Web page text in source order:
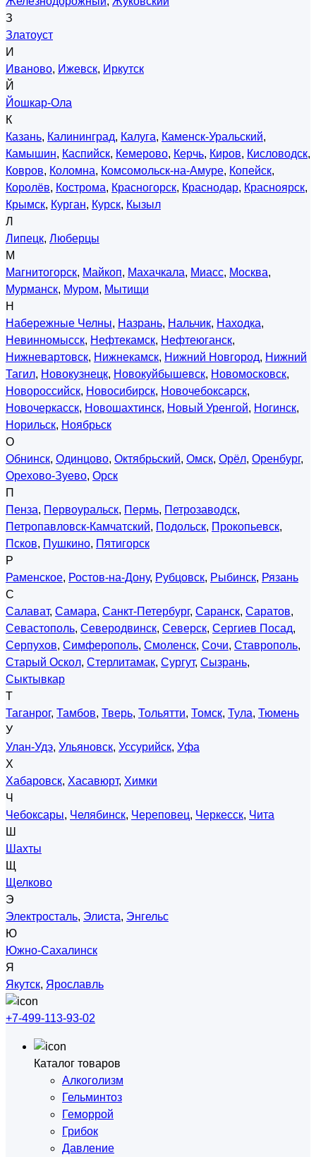
З
Златоуст
И
Иваново, Ижевск, Иркутск
Й
Йошкар-Ола
К
Казань, Калининград, Калуга, Каменск-Уральский,
Камышин, Каспийск, Кемерово, Керчь, Киров, Кисловодск,
Ковров, Коломна, Комсомольск-на-Амуре, Копейск,
Королёв, Кострома, Красногорск, Краснодар, Красноярск,
Крымск, Курган, Курск, Кызыл
Л
Липецк, Люберцы
М
Магнитогорск, Майкоп, Махачкала, Миасс, Москва,
Мурманск, Муром, Мытищи
Н
Набережные Челны, Назрань, Нальчик, Находка,
Невинномысск, Нефтекамск, Нефтеюганск,
Нижневартовск, Нижнекамск, Нижний Новгород, Нижний
Тагил, Новокузнецк, Новокуйбышевск, Новомосковск,
Новороссийск, Новосибирск, Новочебоксарск,
Новочеркасск, Новошахтинск, Новый Уренгой, Ногинск,
Норильск, Ноябрьск
О
Обнинск, Одинцово, Октябрьский, Омск, Орёл, Оренбург,
Орехово-Зуево, Орск
П
Пенза, Первоуральск, Пермь, Петрозаводск,
Петропавловск-Камчатский, Подольск, Прокопьевск,
Псков, Пушкино, Пятигорск
Р
Раменское, Ростов-на-Дону, Рубцовск, Рыбинск, Рязань
С
Салават, Самара, Санкт-Петербург, Саранск, Саратов,
Севастополь, Северодвинск, Северск, Сергиев Посад,
Серпухов, Симферополь, Смоленск, Сочи, Ставрополь,
Старый Оскол, Стерлитамак, Сургут, Сызрань,
Сыктывкар
Т
Таганрог, Тамбов, Тверь, Тольятти, Томск, Тула, Тюмень
У
Улан-Удэ, Ульяновск, Уссурийск, Уфа
Х
Хабаровск, Хасавюрт, Химки
Ч
Чебоксары, Челябинск, Череповец, Черкесск, Чита
Ш
Шахты
Щ
Щелково
Э
Электросталь, Элиста, Энгельс
Ю
Южно-Сахалинск
Я
Якутск, Ярославль
+7-499-113-93-02
Каталог товаров
Алкоголизм
Гельминтоз
Геморрой
Грибок
Давление